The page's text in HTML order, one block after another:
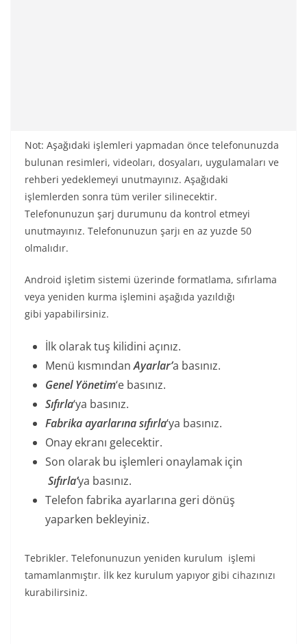
Not: Aşağıdaki işlemleri yapmadan önce telefonunuzda
bulunan resimleri, videoları, dosyaları, uygulamaları ve
rehberi yedeklemeyi unutmayınız. Aşağıdaki
işlemlerden sonra tüm veriler silinecektir.
Telefonunuzun şarj durumunu da kontrol etmeyi
unutmayınız. Telefonunuzun şarjı en az yuzde 50
olmalıdır.
Android işletim sistemi üzerinde formatlama, sıfırlama
veya yeniden kurma işlemini aşağıda yazıldığı
gibi yapabilirsiniz.
İlk olarak tuş kilidini açınız.
Menü kısmındanAyarlar’a basınız.
Genel Yönetim‘e basınız.
Sıfırla‘ya basınız.
Fabrika ayarlarına sıfırla‘ya basınız.
Onay ekranı gelecektir.
Son olarak bu işlemleri onaylamak için
Sıfırla’ya basınız.
Telefon fabrika ayarlarına geri dönüş
yaparken bekleyiniz.
Tebrikler. Telefonunuzun yeniden kurulum işlemi
tamamlanmıştır. İlk kez kurulum yapıyor gibi cihazınızı
kurabilirsiniz.